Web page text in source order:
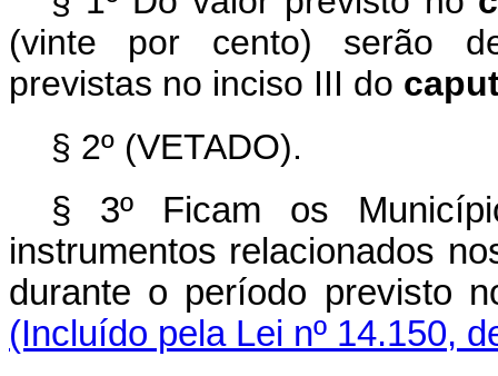
(vinte por cento) serão
previstas no inciso III do
§ 2º (VETADO).
§ 3º Ficam os
instrumentos relacionados
durante o período previsto
(Incluído pela Lei nº 14.150,